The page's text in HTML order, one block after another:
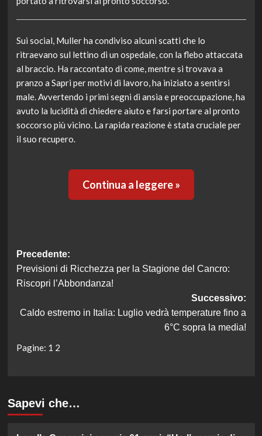
Sui social, Muller ha condiviso alcuni scatti che lo
ritraevano sul lettino di un ospedale, con la flebo attaccata
al braccio. Ha raccontato di come, mentre si trovava a
pranzo a Sapri per motivi di lavoro, ha iniziato a sentirsi
male. Avvertendo i primi segni di ansia e preoccupazione, ha
avuto la lucidità di chiedere aiuto e farsi portare al pronto
soccorso più vicino. La rapida reazione è stata cruciale per
il suo recupero.
Continua a leggere »
Navigazione
articolo
Precedente:
Previsioni di Ricchezza per la Stagione del Cancro:
Riscopri l’Abbondanza!
Successivo:
Caldo estremo in Italia: Luglio vedrà temperature fino a
6°C sopra la media!
Pagine: 1 2
Sapevi che…